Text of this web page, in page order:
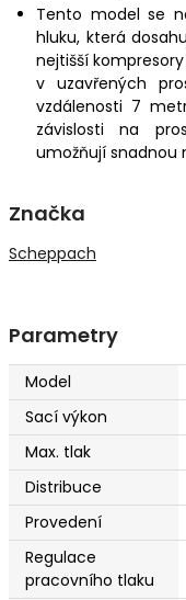
Tento model se
hluku, která
nejtišší
v uzavřených
vzdálenosti 7
závislosti na
umožňují snadnou
Značka
Scheppach
Parametry
Model
Sací výkon
Max. tlak
Distribuce
Provedení
Regulace
pracovního tlaku